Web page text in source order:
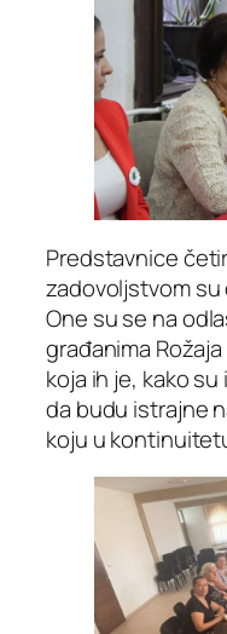
Predstavnice
zadovoljstvom su
One su se na
građanima
koja ih je, kako
da budu istrajne
koju u